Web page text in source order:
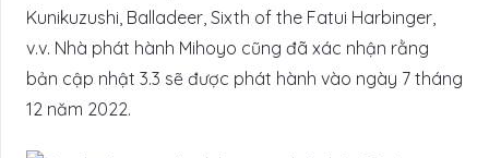
Kunikuzushi, Balladeer, Sixth of the Fatui Harbinger,
v.v. Nhà phát hành Mihoyo cũng đã xác nhận rằng
bản cập nhật 3.3 sẽ được phát hành vào ngày 7 tháng
12 năm 2022.